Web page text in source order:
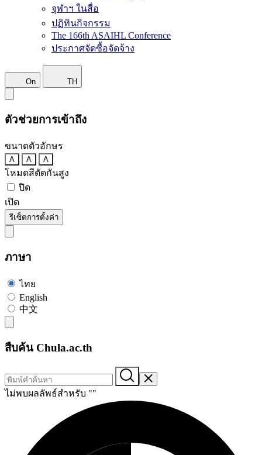
จุฬาฯ ในสื่อ
ปฏิทินกิจกรรม
The 166th ASAIHL Conference
ประกาศจัดซื้อจัดจ้าง
On TH
ตัวช่วยการเข้าถึง
ขนาดตัวอักษร
A A A
โหมดสีตัดกันสูง
ปิด
เปิด
รีเซ็ตการตั้งค่า
ภาษา
ไทย
English
中文
สืบค้น Chula.ac.th
ไม่พบผลลัพธ์สำหรับ ""